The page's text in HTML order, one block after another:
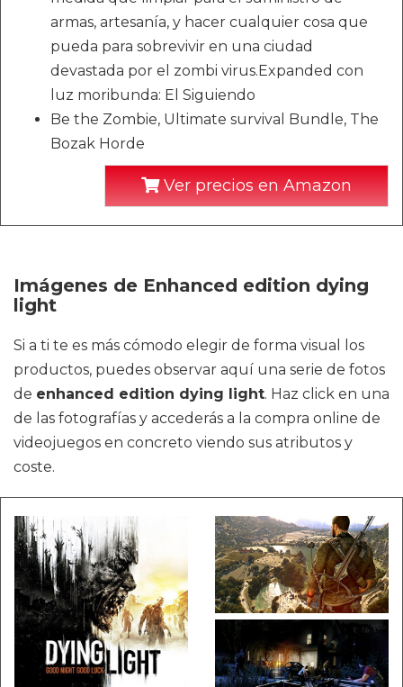
armas, artesanía, y hacer cualquier cosa que
pueda para sobrevivir en una ciudad
devastada por el zombi virus.Expanded con
luz moribunda: El Siguiendo
Be the Zombie, Ultimate survival Bundle, The
Bozak Horde
Ver precios en Amazon
Imágenes de Enhanced edition dying
light
Si a ti te es más cómodo elegir de forma visual los
productos, puedes observar aquí una serie de fotos
de enhanced edition dying light. Haz click en una
de las fotografías y accederás a la compra online de
videojuegos en concreto viendo sus atributos y
coste.